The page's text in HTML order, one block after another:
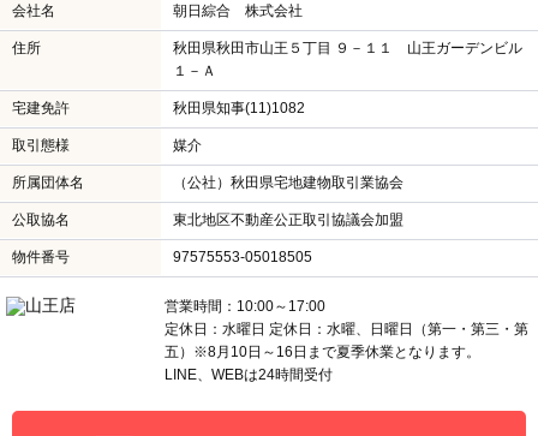
会社名 朝日綜合 株式会社
住所
秋田県秋田市山王５丁目 ９－１１ 山王ガーデンビル
１－Ａ
宅建免許 秋田県知事(11)1082
取引態様 媒介
所属団体名 （公社）秋田県宅地建物取引業協会
公取協名 東北地区不動産公正取引協議会加盟
物件番号 97575553-05018505
営業時間：10:00～17:00
定休日：水曜日 定休日：水曜、日曜日（第一・第三・第
五）※8月10日～16日まで夏季休業となります。
LINE、WEBは24時間受付